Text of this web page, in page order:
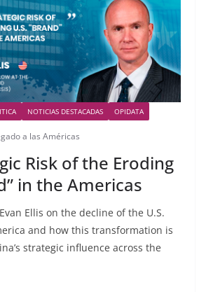
NOTICIAS DESTACADAS OPIDATA
a las Américas
Risk of the Eroding
in the Americas
Ellis on the decline of the U.S.
and how this transformation is
strategic influence across the